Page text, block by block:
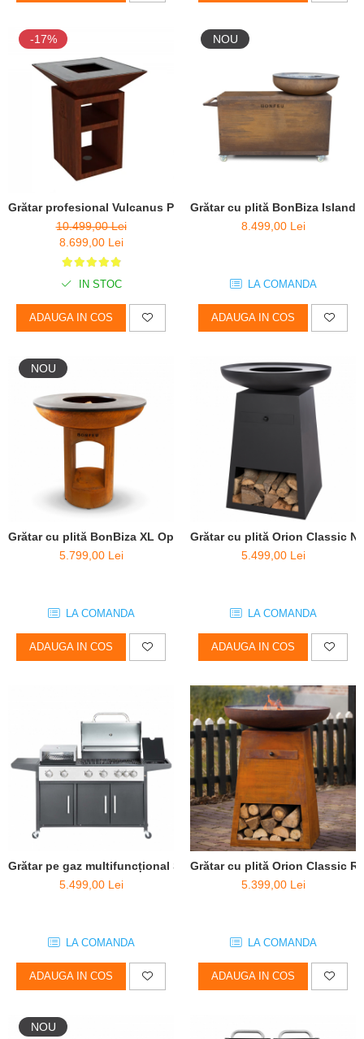
-17%
Grătar profesional Vulcanus Pro 730 Chef
10.499,00 Lei
8.699,00 Lei
IN STOC
ADAUGA IN COS
NOU
Grătar cu plită BonBiza Island
8.499,00 Lei
LA COMANDA
ADAUGA IN COS
NOU
Grătar cu plită BonBiza XL Open - D 100cm x H 102cm
5.799,00 Lei
LA COMANDA
ADAUGA IN COS
Grătar cu plită Orion Classic
5.499,00 Lei
LA COMANDA
ADAUGA IN COS
Grătar pe gaz multifuncțional Salvatore (cuptor pizza inclus)
5.499,00 Lei
LA COMANDA
ADAUGA IN COS
Grătar cu plită Orion Classic
5.399,00 Lei
LA COMANDA
ADAUGA IN COS
NOU